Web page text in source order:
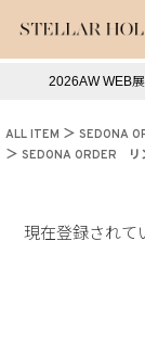
#スタッフイチ押し（
2026AW WEB
ALL ITEM
SEDONA
SEDONA ORDER リ
現在登録されて